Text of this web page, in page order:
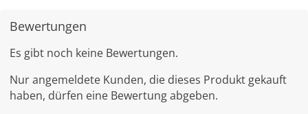
Bewertungen
Es gibt noch keine Bewertungen.
Nur angemeldete Kunden, die dieses Produkt gekauft
haben, dürfen eine Bewertung abgeben.